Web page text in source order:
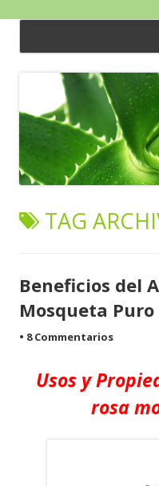
Aloe Vera y
saltar
contenido
TAG
Beneficios del
Mosqueta Puro
• 8 Commentarios
Usos y
rosa